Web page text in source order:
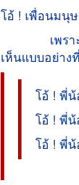
โอ้ ! เพื่อนมนุ
เพราะพวก
เห็นแบบอย่าง
โอ้ ! พี่
โอ้ ! พี่
โอ้ ! พี่